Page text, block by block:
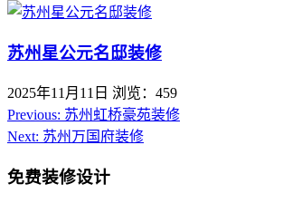
苏州星公元名邸装修
2025年11月11日 浏览：459
Previous: 苏州虹桥豪苑装修
Next: 苏州万国府装修
免费装修设计